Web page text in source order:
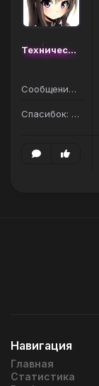
Технический администратор
Сообщений: 163
Спасибок: 206
Навигация
Главная
Статистика